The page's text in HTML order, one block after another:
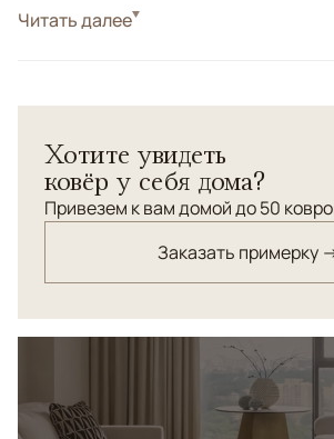
ЦветаКоричневый/Терракотовый
Соткан в Агре.<br>Новозеландская
Читать далее
Хотите увидеть
ковёр у себя дома?
Привезем к вам домой до 50
Заказать примерку